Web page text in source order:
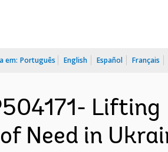
em: Português English Español Français
Lifting
Need in